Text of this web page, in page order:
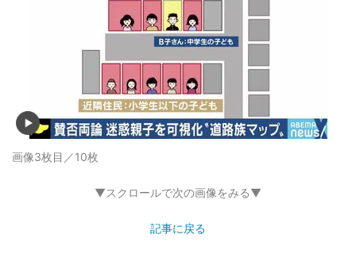
画像3枚目／10枚
▼スクロールで次の画像をみる▼
記事に戻る